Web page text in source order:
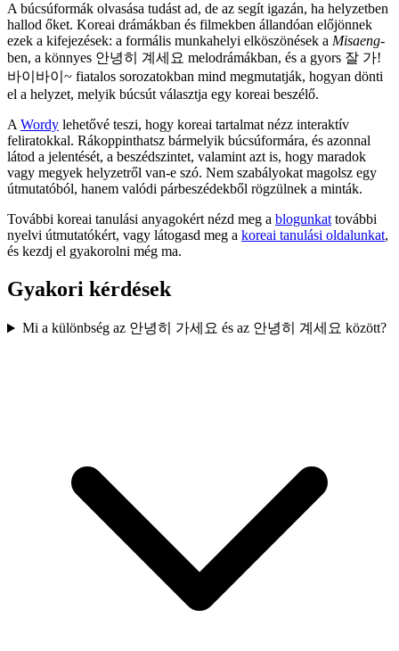
A búcsúformák olvasása tudást ad, de az segít igazán, ha helyzetben
hallod őket. Koreai drámákban és filmekben állandóan előjönnek
ezek a kifejezések: a formális munkahelyi elköszönések a Misaeng-
ben, a könnyes 안녕히 계세요 melodrámákban, és a gyors 잘 가!
바이바이~ fiatalos sorozatokban mind megmutatják, hogyan dönti
el a helyzet, melyik búcsút választja egy koreai beszélő.
AWordy lehetővé teszi, hogy koreai tartalmat nézz interaktív
feliratokkal. Rákoppinthatsz bármelyik búcsúformára, és azonnal
látod a jelentését, a beszédszintet, valamint azt is, hogy maradok
vagy megyek helyzetről van-e szó. Nem szabályokat magolsz egy
útmutatóból, hanem valódi párbeszédekből rögzülnek a minták.
További koreai tanulási anyagokért nézd meg a blogunkattovábbi
nyelvi útmutatókért, vagy látogasd meg a koreai tanulási oldalunkat,
és kezdj el gyakorolni még ma.
Gyakori kérdések
Mi a különbség az 안녕히 가세요 és az 안녕히 계세요 között?